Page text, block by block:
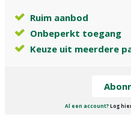
Ruim aanbod
Onbeperkt toegang
Keuze uit meerdere
Al een account?Log